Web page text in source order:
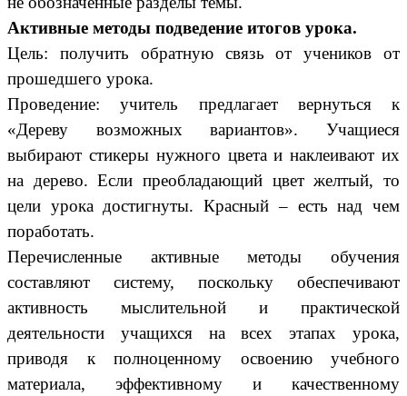
Активные методы подведение итогов урока.
Цель: получить обратную связь от учеников от
прошедшего урока.
Проведение: учитель предлагает вернуться к
«Дереву возможных вариантов». Учащиеся
выбирают стикеры нужного цвета и наклеивают их
на дерево. Если преобладающий цвет желтый, то
цели урока достигнуты. Красный – есть над чем
поработать.
Перечисленные активные методы обучения
составляют систему, поскольку обеспечивают
активность мыслительной и практической
деятельности учащихся на всех этапах урока,
приводя к полноценному освоению учебного
материала, эффективному и качественному